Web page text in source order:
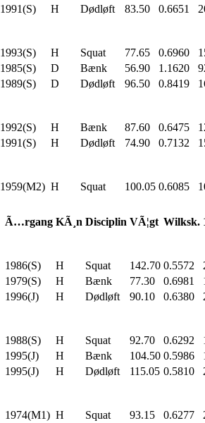
1991(S) H Dødløft 83.50 0.6651
1993(S) H Squat 77.65 0.6960
1985(S) D Bænk 56.90 1.1620
1989(S) D Dødløft 96.50 0.8419
1992(S) H Bænk 87.60 0.6475
1991(S) H Dødløft 74.90 0.7132
1959(M2) H Squat 100.05 0.6085
Ã…rgang KÃ¸n Disciplin VÃ¦gt Wilksk.
1986(S) H Squat 142.70 0.5572
1979(S) H Bænk 77.30 0.6981
1996(J) H Dødløft 90.10 0.6380
1988(S) H Squat 92.70 0.6292
1995(J) H Bænk 104.50 0.5986
1995(J) H Dødløft 115.05 0.5810
1974(M1) H Squat 93.15 0.6277